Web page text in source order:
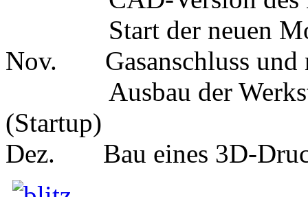
Start der neuen
Nov. Gasanschluss und
Ausbau der
(Startup)
Dez. Bau eines 3D-